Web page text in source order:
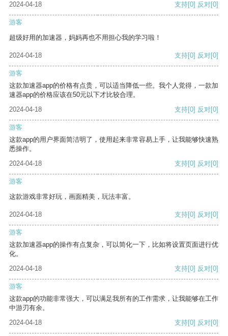
2024-04-18 支持[0] 反对[0]
游客
超级好用的加速器，妈妈再也不用担心我的学习啦！
2024-04-18 支持[0] 反对[0]
游客
这款加速器app的价格有点贵，可以适当降低一些。我个人觉得，一款加
速器app的价格应该在50元以下才比较合理。
2024-04-18
支持[0] 反对[0]
游客
这款app的用户界面简洁明了，使用起来非常容易上手，让我能够快速熟
悉操作。
2024-04-18
支持[0] 反对[0]
游客
这款游戏非常好玩，画面精美，玩法丰富。
2024-04-18 支持[0] 反对[0]
游客
这款加速器app的操作有点复杂，可以简化一下，比如将设置页面进行优
化。
2024-04-18
支持[0] 反对[0]
游客
这款app的功能非常强大，可以满足我所有的工作需求，让我能够在工作
中游刃有余。
2024-04-18
支持[0] 反对[0]